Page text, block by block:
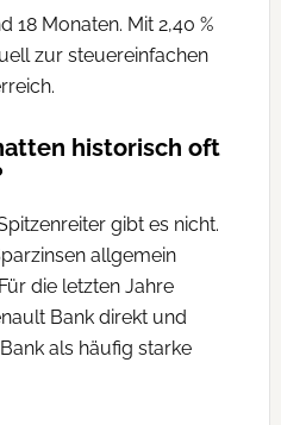
18 Monaten. Mit 2,40 %
zur steuereinfachen
historisch oft
gibt es nicht.
allgemein
die letzten Jahre
Bank direkt und
als häufig starke